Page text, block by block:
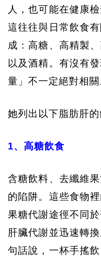
人，也可能在健康
這往往與日常飲食
成：高糖、高精製
以及酒精。有沒有
量」不一定絕對相關
她列出以下脂肪肝的
1、高糖飲食
含糖飲料、去纖維
的陷阱。這些食物
果糖代謝途徑不同
肝臟代謝並迅速轉
句話說，一杯手搖